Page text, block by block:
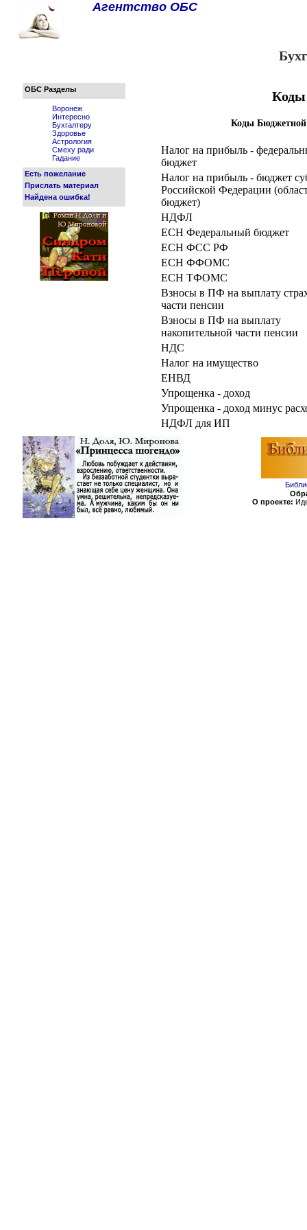
Агентство ОБС
ОБС Разделы
Воронеж
Интересно
Бухгалтеру
Здоровье
Астрология
Смеху ради
Гадание
Есть пожелание
Прислать материал
Найдена ошибка!
Коды
Налог на прибыль -
бюджет
Налог на прибыль - бюджет
Российской Федерации
бюджет)
НДФЛ
ЕСН Федеральный бюджет
ЕСН ФСС РФ
ЕСН ФФОМС
ЕСН ТФОМС
Взносы в ПФ на выплату
части пенсии
Взносы в ПФ на выплату
накопительной части пенсии
НДС
Налог на имущество
ЕНВД
Упрощенка - доход
Упрощенка - доход минус
НДФЛ для ИП
О проекте: